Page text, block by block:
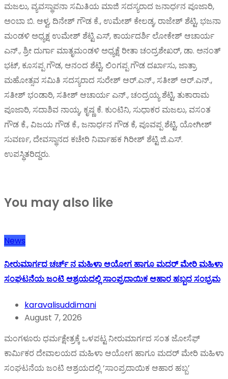
ಮಜಲು, ವ್ಯವಸ್ಥಾಪನಾ ಸಮಿತಿಯ ಮಾಜಿ ಸದಸ್ಯರಾದ ಜನಾರ್ಧನ ಪೂಜಾರಿ,
ಅಂಬಾ ಬಿ. ಆಳ್ವ, ದಿನೇಶ್ ಗೌಡ ಕೆ., ಉಮೇಶ್ ಕೇಲಡ್ಕ, ರಾಜೇಶ್ ಶೆಟ್ಟಿ, ಭಜನಾ
ಮಂಡಳಿ ಅಧ್ಯಕ್ಷ ಉಮೇಶ್ ಶೆಟ್ಟಿ ಎಸ್, ಕಾರ್ಯದರ್ಶಿ ಲೋಕೇಶ್ ಆಚಾರ್ಯ
ಎನ್., ಶ್ರೀ ದುರ್ಗಾ ಮಾತೃಮಂಡಳಿ ಅಧ್ಯಕ್ಷೆ ರೀತಾ ಚಂದ್ರಶೇಖರ್, ಡಾ. ಅನಂತ್
ಭಟ್, ಕೂಸಪ್ಪ ಗೌಡ, ಆನಂದ ಶೆಟ್ಟಿ, ಲಿಂಗಪ್ಪ ಗೌಡ ದರ್ಖಾಸು, ಜಾತ್ರಾ
ಮಹೋತ್ಸವ ಸಮಿತಿ ಸದಸ್ಯರಾದ ಸುರೇಶ್ ಆರ್.ಎನ್., ಸತೀಶ್ ಆರ್.ಎನ್.,
ಸತೀಶ್ ಭಂಡಾರಿ, ಸತೀಶ್ ಆಚಾರ್ಯ ಎನ್., ಚಂದ್ರಯ್ಯ ಶೆಟ್ಟಿ, ತುಕಾರಾಮ
ಪೂಜಾರಿ, ಸದಾಶಿವ ನಾಯ್ಕ, ಕೃಷ್ಣ ಕೆ. ಕುಂಟಿನಿ, ಸುಧಾಕರ ಮಜಲು, ವಸಂತ
ಗೌಡ ಕೆ., ವಿಜಯ ಗೌಡ ಕೆ., ಜನಾರ್ಧನ ಗೌಡ ಕೆ, ಪೂವಪ್ಪ ಶೆಟ್ಟಿ, ಯೋಗೀಶ್
ಸುವರ್ಣ, ದೇವಸ್ಥಾನದ ಕಚೇರಿ ನಿರ್ವಾಹಕ ಗಿರೀಶ್ ಶೆಟ್ಟಿ ಜಿ.ಎಸ್.
ಉಪಸ್ಥಿತರಿದ್ದರು.
You may also like
News
ನೀರುಮಾರ್ಗದ ಚರ್ಚ್ ನ ಮಹಿಳಾ ಆಯೋಗ ಹಾಗೂ ಮದರ್ ಮೇರಿ ಮಹಿಳಾ
ಸಂಘಟನೆಯ ಜಂಟಿ ಆಶ್ರಯದಲ್ಲಿ ಸಾಂಪ್ರದಾಯಿಕ ಆಹಾರ ಹಬ್ಬದ ಸಂಭ್ರಮ
karavalisuddimani
August 7, 2026
ಮಂಗಳೂರು ಧರ್ಮಕ್ಷೇತ್ರಕ್ಕೆ ಒಳಪಟ್ಟ ನೀರುಮಾರ್ಗದ ಸಂತ ಜೋಸೆಫ್
ಕಾರ್ಮಿಕರ ದೇವಾಲಯದ ಮಹಿಳಾ ಆಯೋಗ ಹಾಗೂ ಮದರ್ ಮೇರಿ ಮಹಿಳಾ
ಸಂಘಟನೆಯ ಜಂಟಿ ಆಶ್ರಯದಲ್ಲಿ ‘ಸಾಂಪ್ರದಾಯಿಕ ಆಹಾರ ಹಬ್ಬ’